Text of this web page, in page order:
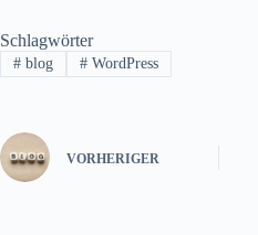
Schlagwörter
#blog #WordPress
VORHERIGER